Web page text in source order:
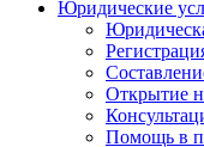
Юридические
Открытие
Помощь в